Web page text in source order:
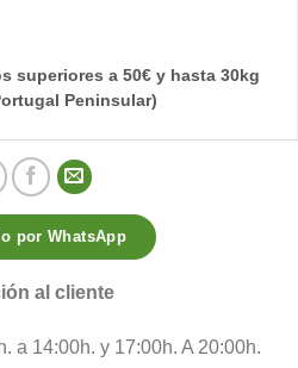
superiores a 50€ y hasta 30kg
Peninsular)
por WhatsApp
al cliente
a 14:00h. y 17:00h. A 20:00h.